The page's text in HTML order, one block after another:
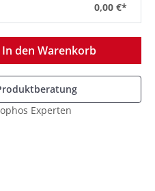
0,00 €*
den gewünschten
In den Warenkorb
Experten